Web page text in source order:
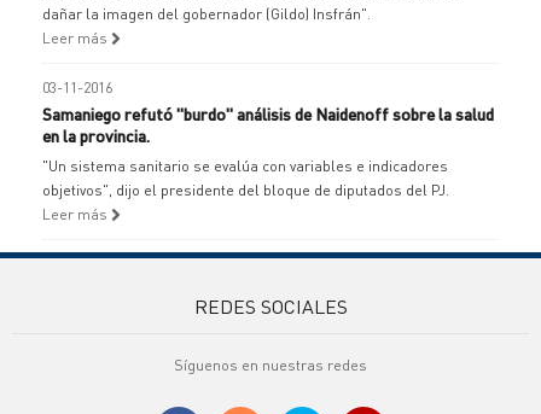
dañar la imagen del gobernador (Gildo) Insfrán".
Leer más
03-11-2016
Samaniego refutó "burdo" análisis de Naidenoff sobre la salud
en la provincia.
"Un sistema sanitario se evalúa con variables e indicadores
objetivos", dijo el presidente del bloque de diputados del PJ.
Leer más
REDES SOCIALES
Síguenos en nuestras redes